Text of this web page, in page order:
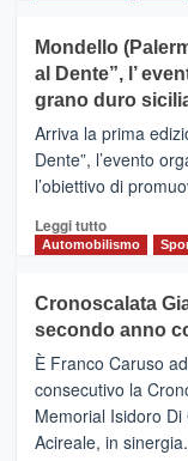
e
messaggi
di
DI
SICILIA
(Ct)
–
Il
Borgo
Gusto,
il
tra
sapori
vicoli
medievali
Mondello
al Dente”, l’
grano duro
Arriva la prima
Dente”, l’evento
l’obiettivo di
Leggi tuttoLeggi
di
Mondello
(Palermo)
–
“E
adesso
Pasta
–
Automobilismo
Cronoscalata
secondo anno
È Franco Caruso
consecutivo la
Memorial Isidoro
Acireale, in